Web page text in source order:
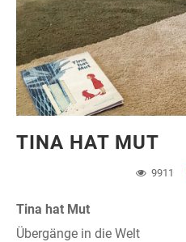
TINA HAT MUT
9911
Tina hat Mut
Übergänge in die Welt